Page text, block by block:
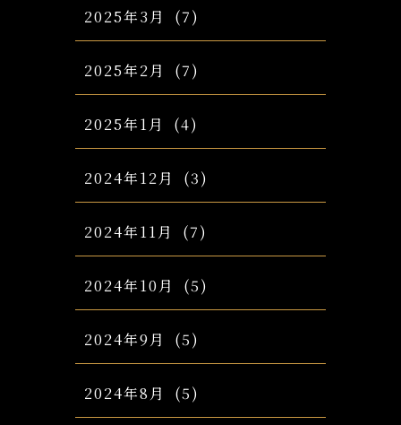
2025年3月 (7)
2025年2月 (7)
2025年1月 (4)
2024年12月 (3)
2024年11月 (7)
2024年10月 (5)
2024年9月 (5)
2024年8月 (5)